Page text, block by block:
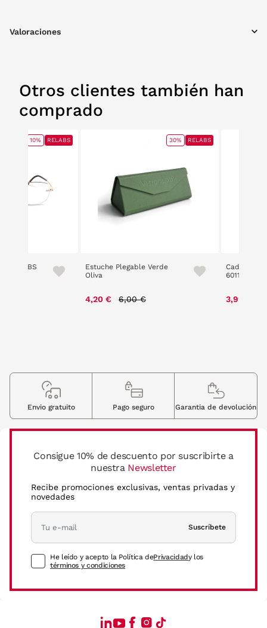
Valoraciones
Otros clientes también han
comprado
5561/BS
10% RELABS
Estuche Plegable Verde
Oliva
4,20 € 6,00 €
30% RELABS
Cadena
60114048 C1
3,99 €
Consigue 10% de descuento por suscribirte a
nuestra Newsletter
Recibe promociones exclusivas, ventas privadas y
novedades
Suscríbete
He leído y acepto la Política dePrivacidady los
términos y condiciones
Envio gratuito Pago seguro Garantia de devolución